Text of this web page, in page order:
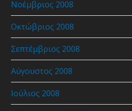
Νοέμβριος 2008
Οκτώβριος 2008
Σεπτέμβριος 2008
Αύγουστος 2008
Ιούλιος 2008